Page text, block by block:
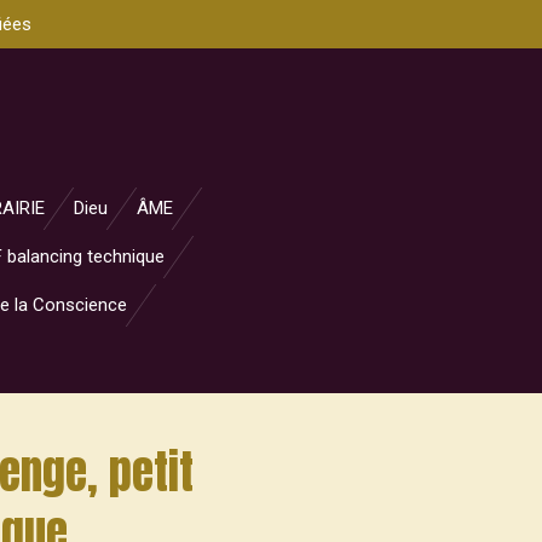
Dieu ÂME
balancing technique
la Conscience
petit